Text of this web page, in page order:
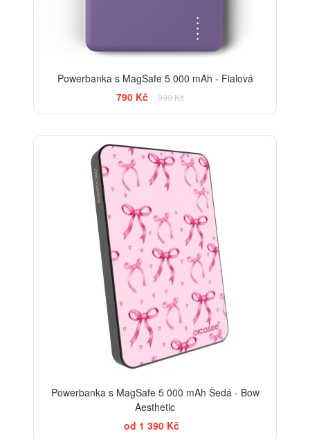
Powerbanka s MagSafe 5 000 mAh - Fialová
790 Kč
990 Kč
Powerbanka s MagSafe 5 000 mAh Šedá - Bow
Aesthetic
od 1 390 Kč